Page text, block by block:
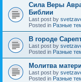
Сила Веры
Библии
Last post by
Posted in Разные
В городе
Last post by
Posted in Разные
Молитва
Last post by
Posted in Разные